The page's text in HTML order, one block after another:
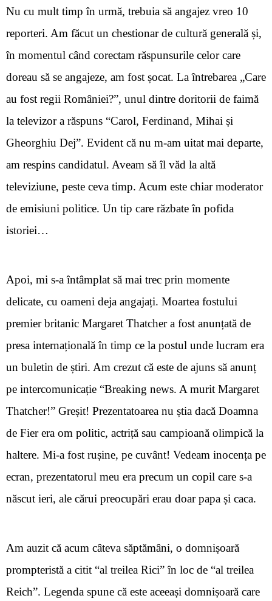
Nu cu mult timpîn urmă, trebuia să angajez vreo 10
reporteri. Am făcut un chestionar de cultură generală și,
în momentul când corectam răspunsurile celor care
doreau să se angajeze, am fost șocat. La întrebarea „Care
au fost regii României?”, unul dintre doritorii de faimă
la televizor a răspuns “Carol, Ferdinand, Mihai și
Gheorghiu Dej”. Evident că nu m-am uitat mai departe,
am respins candidatul. Aveam să îl văd la altă
televiziune, peste ceva timp. Acum este chiar moderator
de emisiuni politice. Un tip care răzbate în pofida
istoriei…
Apoi, mi s-a întâmplat să mai trec prin momente
delicate, cu oameni deja angajați. Moartea fostului
premier britanic Margaret Thatcher a fost anunțată de
presa internațională în timp ce la postul unde lucram era
un buletin de știri. Am crezut că este de ajuns să anunț
pe intercomunicație “Breaking news. A murit Margaret
Thatcher!” Greșit! Prezentatoarea nu știa dacă Doamna
de Fier era om politic, actriță sau campioană olimpică la
haltere. Mi-a fost rușine, pe cuvânt! Vedeam inocența pe
ecran, prezentatorul meu era precum un copil care s-a
născut ieri, ale cărui preocupări erau doar papa și caca.
Am auzit că acum câteva săptămâni, o domnișoară
prompteristă a citit “al treilea Rici”în loc de “al treilea
Reich”. Legenda spune că este aceeași domnișoară care